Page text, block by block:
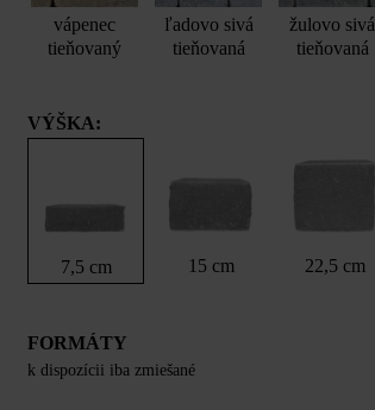
vápenec
tieňovaný
ľadovo sivá
tieňovaná
žulovo sivá
tieňovaná
VÝŠKA:
7,5 cm 15 cm 22,5 cm
FORMÁTY
k dispozícii iba zmiešané